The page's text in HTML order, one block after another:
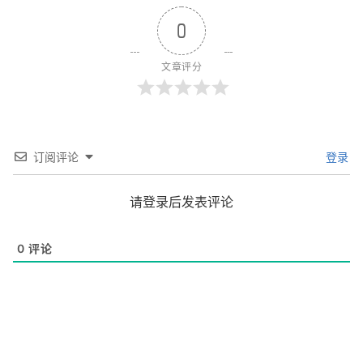
0
文章评分
订阅评论 登录
请登录后发表评论
0 评论